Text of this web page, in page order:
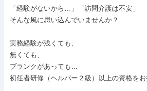
「経験がないから…」「訪問介護は不安」
そんな風に思い込んでいませんか？
実務経験が浅くても、
無くても、
ブランクがあっても…
初任者研修（ヘルパー２級）以上の資格をお